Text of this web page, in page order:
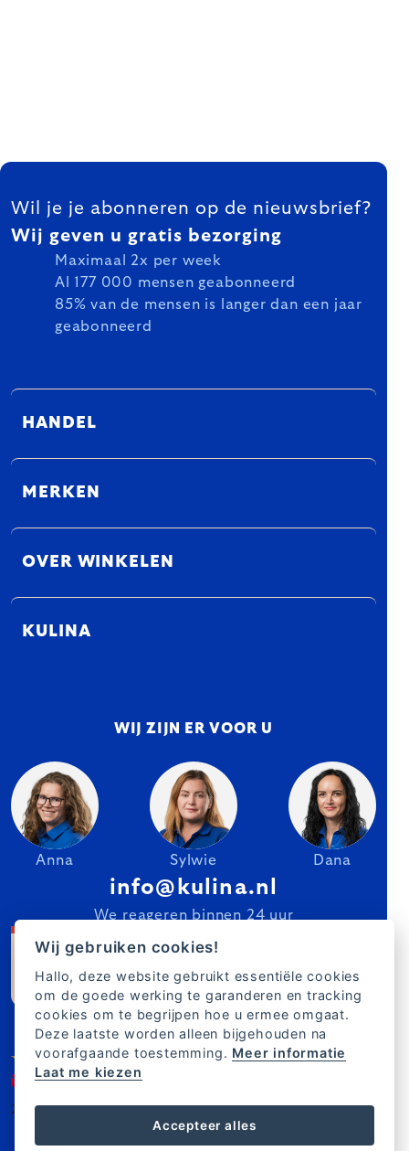
FOOTER
Wil je je abonneren op de nieuwsbrief?
Wij geven u gratis bezorging
Maximaal 2x per week
Al 177 000 mensen geabonneerd
85% van de mensen is langer dan een jaar
geabonneerd
HANDEL
MERKEN
OVER WINKELEN
KULINA
WIJ ZIJN ER VOOR U
Anna Sylwie Dana
info@kulina.nl
We reageren binnen 24 uur
2007–2025 Kulina.nl NL
Wij gebruiken cookies!
Hallo, deze website gebruikt essentiële cookies
om de goede werking te garanderen en tracking
cookies om te begrijpen hoe u ermee omgaat.
Deze laatste worden alleen bijgehouden na
voorafgaande toestemming. Meer informatie
Laat me kiezen
Accepteer alles